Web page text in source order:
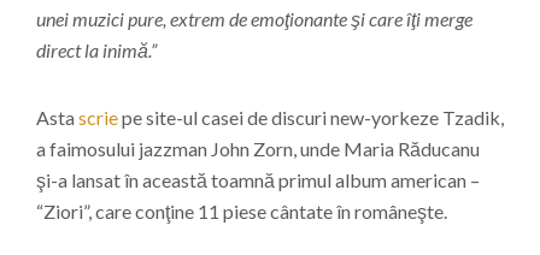
unei muzici pure, extrem de emoţionante şi care îţi merge
direct la inimă.”
Asta scriepe site-ul casei de discuri new-yorkeze Tzadik,
a faimosului jazzman John Zorn, unde Maria Răducanu
şi-a lansat în această toamnă primul album american –
“Ziori”, care conţine 11 piese cântate în româneşte.